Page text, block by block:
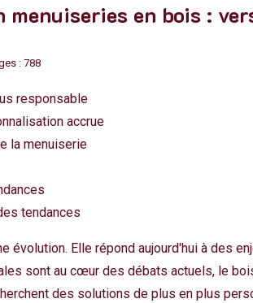
menuiseries en bois :
: 788
responsable
accrue
la menuiserie
tendances
évolution. Elle répond aujourd'hui à des
sont au cœur des débats actuels, le
des solutions de plus en plus